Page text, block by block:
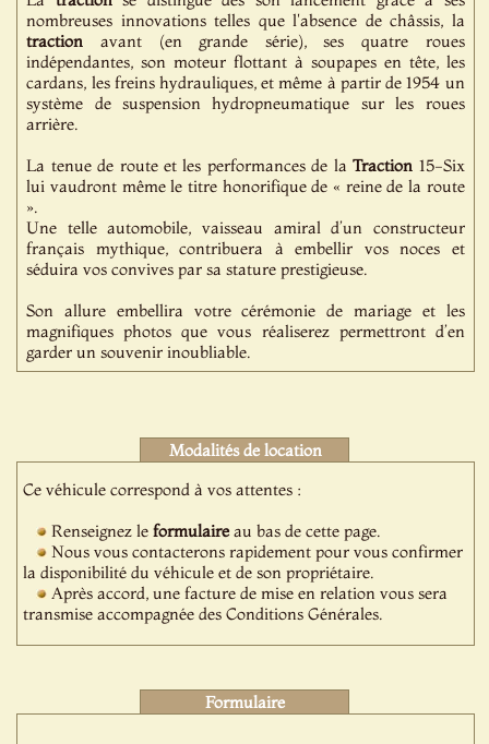
nombreuses innovations telles que l'absence de châssis, la
traction avant (en grande série), ses quatre roues
indépendantes, son moteur flottant à soupapes en tête, les
cardans, les freins hydrauliques, et même à partir de 1954 un
système de suspension hydropneumatique sur les roues
arrière.
La tenue de route et les performances de laTraction 15-Six
lui vaudront même le titre honorifique de « reine de la route
».
Une telle automobile, vaisseau amiral d’un constructeur
français mythique, contribuera à embellir vos noces et
séduira vos convives par sa stature prestigieuse.
Son allure embellira votre cérémonie de mariage et les
magnifiques photos que vous réaliserez permettront d’en
garder un souvenir inoubliable.
Modalités de location
Ce véhicule correspond à vos attentes :
Renseignez leformulaireau bas de cette page.
Nous vous contacterons rapidement pour vous confirmer
la disponibilité du véhicule et de son propriétaire.
Après accord, une facture de mise en relation vous sera
transmise accompagnée des Conditions Générales.
Formulaire